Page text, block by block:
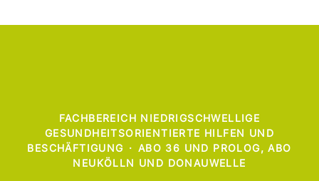
FACHBEREICH NIEDRIGSCHWELLIGE
GESUNDHEITSORIENTIERTE HILFEN UND
BESCHÄFTIGUNG · ABO 36 UND PROLOG, ABO
NEUKÖLLN UND DONAUWELLE